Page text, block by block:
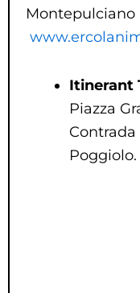
Montepulciano
Itinerant
Piazza
Contrada
Poggiolo.